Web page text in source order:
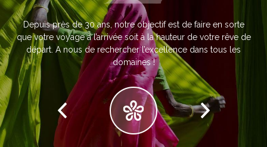
Depuis près de 30 ans, notre objectif est de faire en sorte
que votre voyage à l’arrivée soit à la hauteur de votre rêve de
départ. A nous de rechercher l’excellence dans tous les
domaines !